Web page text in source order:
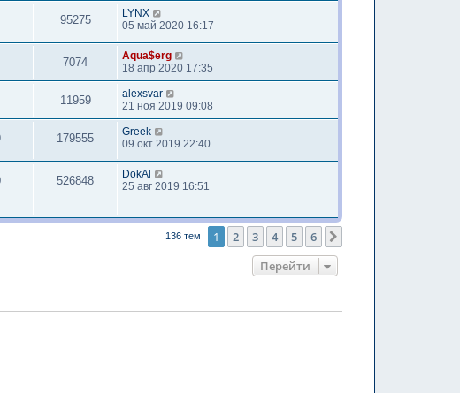
95275
LYNX
05 май 2020 16:17
7074
Aqua$erg
18 апр 2020 17:35
11959
alexsvar
21 ноя 2019 09:08
179555
Greek
09 окт 2019 22:40
526848
DokAl
25 авг 2019 16:51
136 тем 1 2 3 4 5 6
Перейти